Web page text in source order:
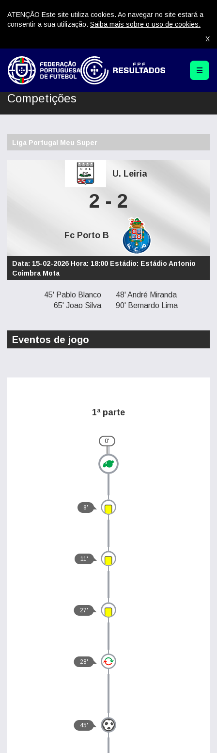
ATENÇÃO Este site utiliza cookies. Ao navegar no site estará a
consentir a sua utilização. Saiba mais sobre o uso de cookies.
X
Competições
Liga Portugal Meu Super
U. Leiria
2 - 2
Fc Porto B
Data: 15-02-2026 Hora: 18:00 Estádio: Estádio Antonio
Coimbra Mota
45' Pablo Blanco
65' Joao Silva
48' André Miranda
90' Bernardo Lima
Eventos de jogo
1ª parte
0'
8'
11'
27'
28'
45'